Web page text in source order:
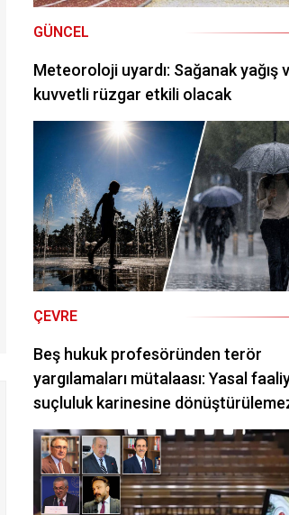
GÜNCEL
Meteoroloji uyardı: Sağanak yağış
kuvvetli rüzgar etkili olacak
ÇEVRE
Beş hukuk profesöründen terör
yargılamaları mütalaası: Yasal
suçluluk karinesine